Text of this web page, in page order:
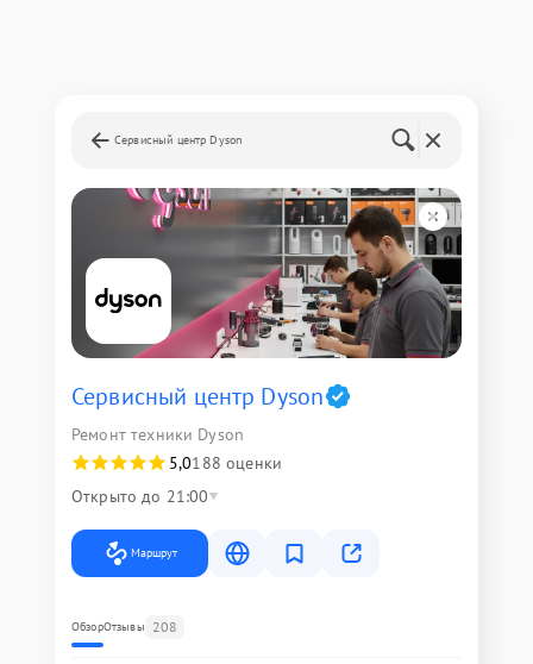
Сервисный центр Dyson
Сервисный центр Dyson
Ремонт техники Dyson
5,0188 оценки
Открыто до 21:00
Маршрут
ОбзорОтзывы 208